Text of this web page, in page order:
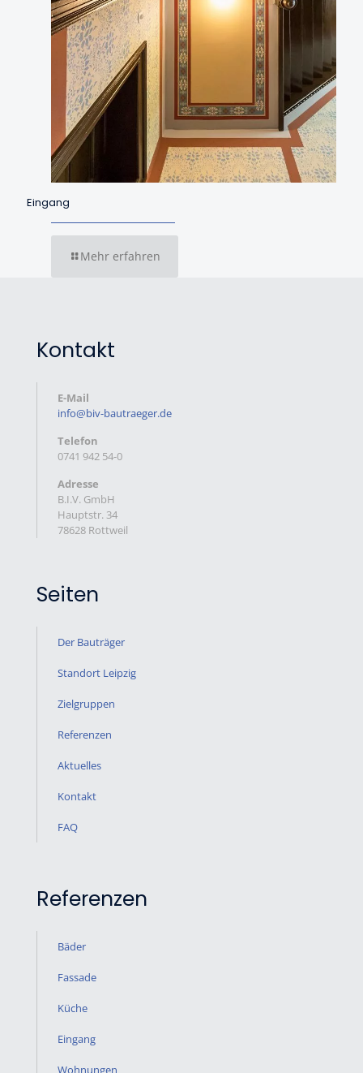
Eingang
Mehr erfahren
Kontakt
E-Mail
info@biv-bautraeger.de
Telefon
0741 942 54-0
Adresse
B.I.V. GmbH
Hauptstr. 34
78628 Rottweil
Seiten
Der Bauträger
Standort Leipzig
Zielgruppen
Referenzen
Aktuelles
Kontakt
FAQ
Referenzen
Bäder
Fassade
Küche
Eingang
Wohnungen